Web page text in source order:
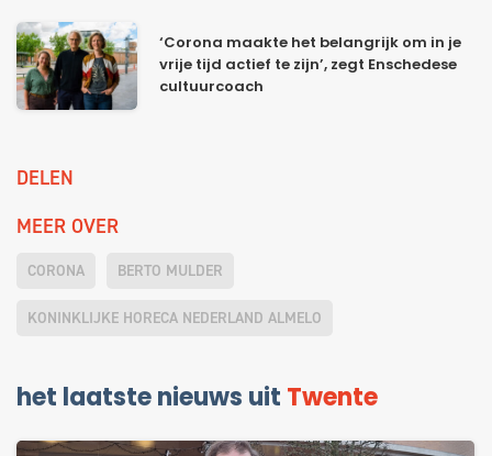
‘Corona maakte het belangrijk om in je
vrije tijd actief te zijn’, zegt Enschedese
cultuurcoach
DELEN
MEER OVER
CORONA BERTO MULDER
KONINKLIJKE HORECA NEDERLAND ALMELO
het laatste nieuws uit Twente